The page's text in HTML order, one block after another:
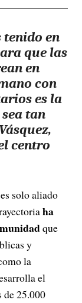
tenido en
que las
en
con
es la
tan
centro
solo aliado
ha
que
y
la
el
de 25.000